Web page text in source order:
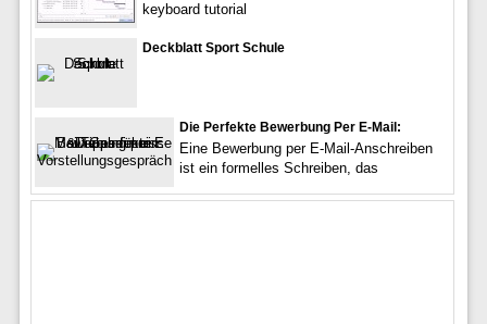
keyboard tutorial
Deckblatt Sport Schule
Die Perfekte Bewerbung Per E-Mail:
Eine Bewerbung per E-Mail-Anschreiben
ist ein formelles Schreiben, das